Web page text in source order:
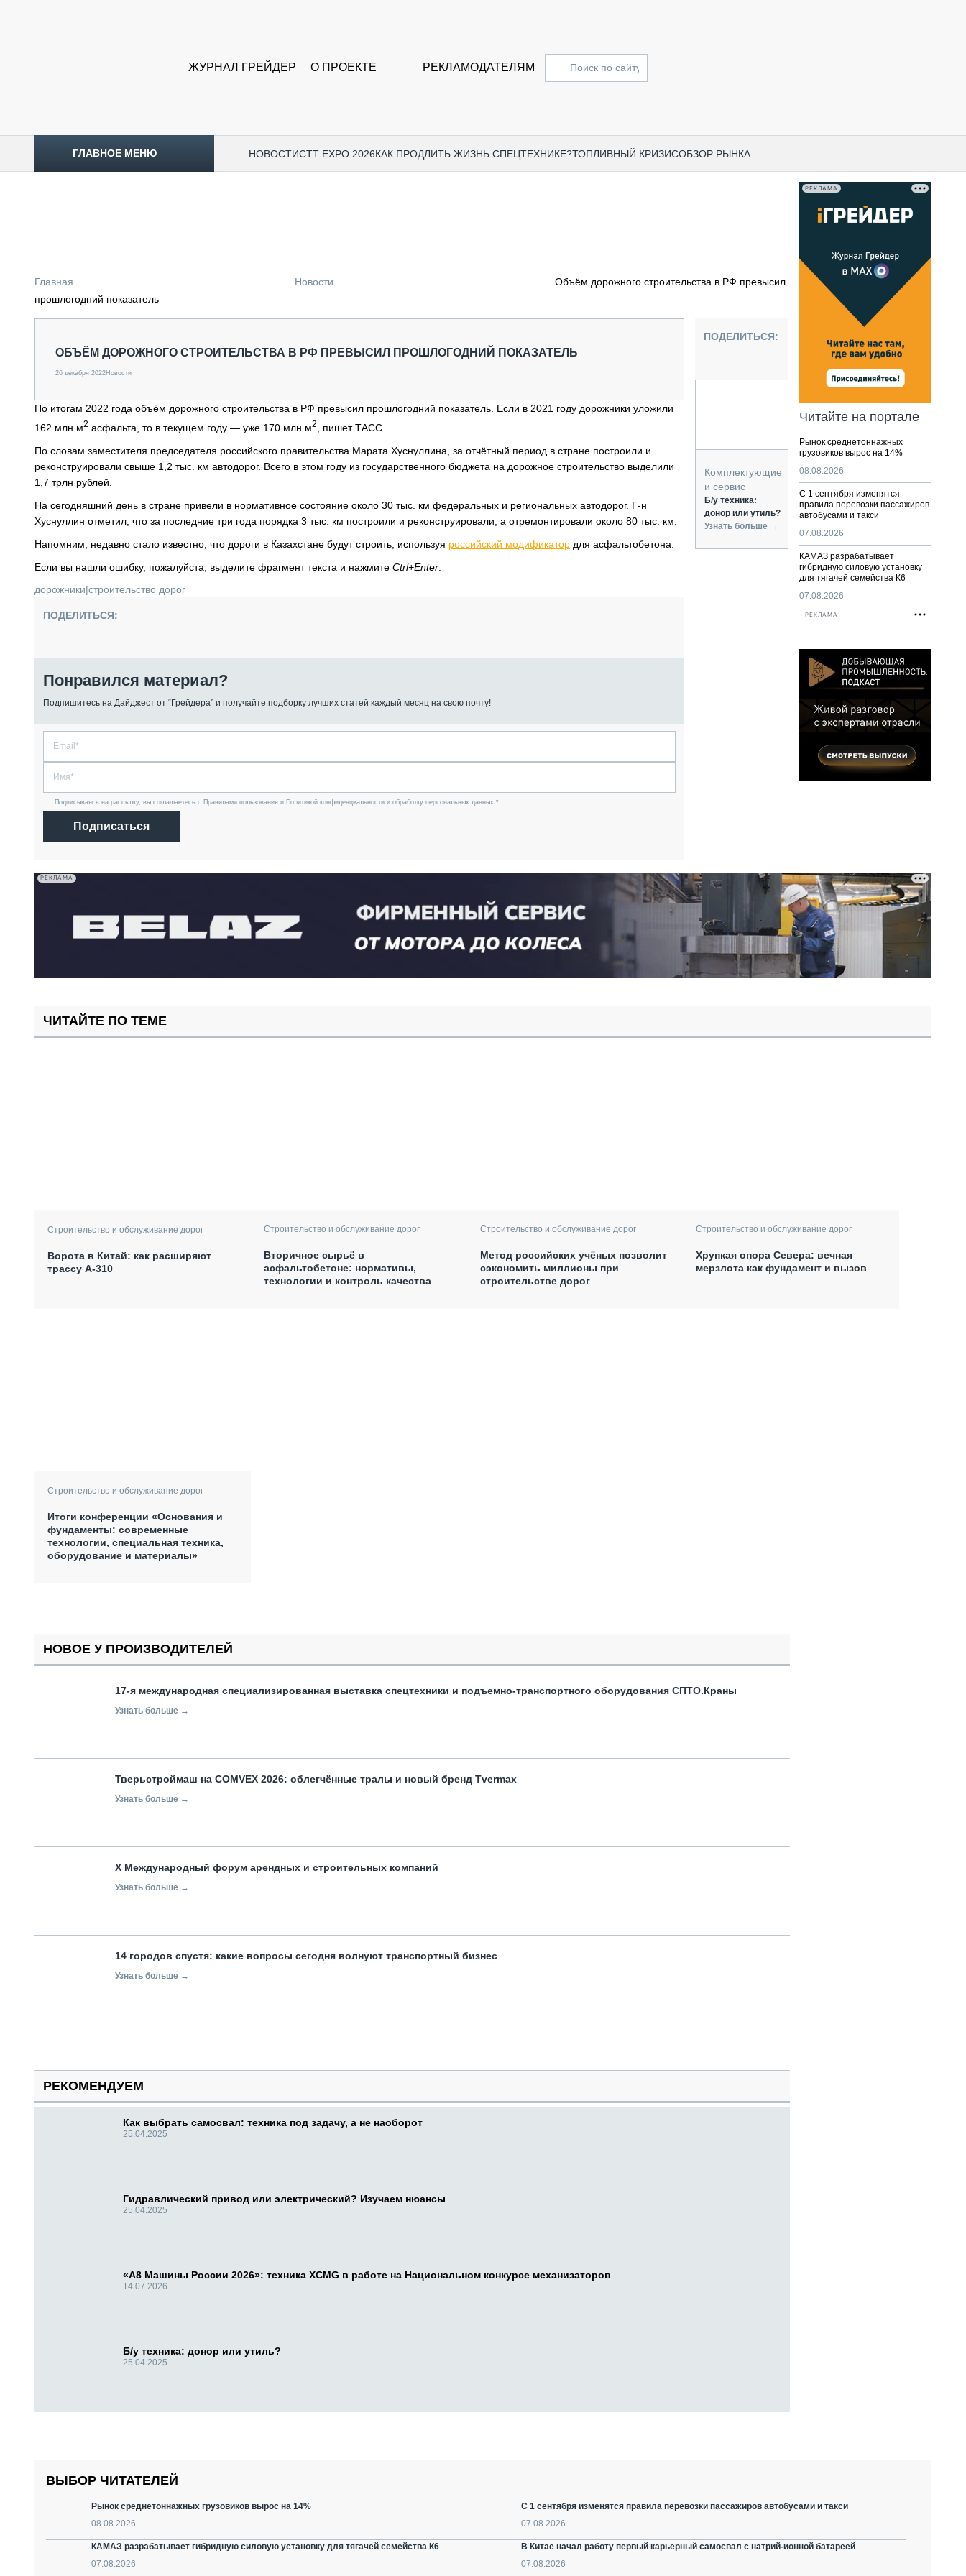
ЖУРНАЛ ГРЕЙДЕР О ПРОЕКТЕ РЕКЛАМОДАТЕЛЯМ
ГЛАВНОЕ МЕНЮ НОВОСТИCTT EXPO 2026КАК ПРОДЛИТЬ ЖИЗНЬ СПЕЦТЕХНИКЕ?ТОПЛИВНЫЙ КРИЗИСОБЗОР РЫНКА
ОБЗОР РЫНКА
ГРУЗОПЕРЕВОЗКИ
ИСПЫТАТЕЛИ
ТЕХНОЛОГИИ
ДОРОЖНАЯ ИНДУСТРИЯ
ПОДЪЁМНАЯ ТЕХНИКА
ПАССАЖИРСКИЙ ТРАНСПОРТ
КАРЬЕРНАЯ ТЕХНИКА
КОМПЛЕКТУЮЩИЕ И СЕРВИС
Главная Новости
Объём дорожного строительства в РФ превысил
прошлогодний показатель
ОБЪЁМ ДОРОЖНОГО СТРОИТЕЛЬСТВА В РФ ПРЕВЫСИЛ ПРОШЛОГОДНИЙ ПОКАЗАТЕЛЬ
26 декабря 2022Новости
По итогам 2022 года объём дорожного строительства в РФ превысил прошлогодний показатель. Если в 2021 году дорожники уложили
162 млн м2 асфальта, то в текущем году — уже 170 млн м2
, пишет ТАСС.
По словам заместителя председателя российского правительства Марата Хуснуллина, за отчётный период в стране построили и
реконструировали свыше 1,2 тыс. км автодорог. Всего в этом году из государственного бюджета на дорожное строительство выделили
1,7 трлн рублей.
На сегодняшний день в стране привели в нормативное состояние около 30 тыс. км федеральных и региональных автодорог. Г-н
Хуснуллин отметил, что за последние три года порядка 3 тыс. км построили и реконструировали, а отремонтировали около 80 тыс. км.
Напомним, недавно стало известно, что дороги в Казахстане будут строить, используя российский модификатор для асфальтобетона.
Если вы нашли ошибку, пожалуйста, выделите фрагмент текста и нажмите Ctrl+Enter
дорожники|строительство дорог
ПОДЕЛИТЬСЯ:
Понравился материал?
Подпишитесь на Дайджест от “Грейдера” и получайте подборку лучших статей каждый месяц на свою почту!
Подписываясь на рассылку, вы соглашаетесь с Правилами пользования и Политикой конфиденциальности и обработку персональных данных *
Подписаться
ПОДЕЛИТЬСЯ:
Комплектующие
и сервис
Б/у техника:
донор или утиль?
Узнать больше →
РЕКЛАМА
Читайте на портале
Рынок среднетоннажных
грузовиков вырос на 14%
08.08.2026
С 1 сентября изменятся
правила перевозки пассажиров
автобусами и такси
07.08.2026
КАМАЗ разрабатывает
гибридную силовую установку
для тягачей семейства К6
07.08.2026
РЕКЛАМА
РЕКЛАМА
ЧИТАЙТЕ ПО ТЕМЕ
Строительство и обслуживание дорог
Ворота в Китай: как расширяют
трассу А-310
Строительство и обслуживание дорог
Вторичное сырьё в
асфальтобетоне: нормативы,
технологии и контроль качества
Строительство и обслуживание дорог
Метод российских учёных позволит
сэкономить миллионы при
строительстве дорог
Строительство и обслуживание дорог
Хрупкая опора Севера: вечная
мерзлота как фундамент и вызов
Строительство и обслуживание дорог
Итоги конференции «Основания и
фундаменты: современные
технологии, специальная техника,
оборудование и материалы»
НОВОЕ У ПРОИЗВОДИТЕЛЕЙ
17-я международная специализированная выставка спецтехники и подъемно-транспортного оборудования СПТО.Краны
Узнать больше →
Тверьстроймаш на COMVEX 2026: облегчённые тралы и новый бренд Tvermax
Узнать больше →
X Международный форум арендных и строительных компаний
Узнать больше →
14 городов спустя: какие вопросы сегодня волнуют транспортный бизнес
Узнать больше →
РЕКОМЕНДУЕМ
Как выбрать самосвал: техника под задачу, а не наоборот
25.04.2025
Гидравлический привод или электрический? Изучаем нюансы
25.04.2025
«А8 Машины России 2026»: техника XCMG в работе на Национальном конкурсе механизаторов
14.07.2026
Б/у техника: донор или утиль?
25.04.2025
ВЫБОР ЧИТАТЕЛЕЙ
Рынок среднетоннажных грузовиков вырос на 14%
08.08.2026
С 1 сентября изменятся правила перевозки пассажиров автобусами и такси
07.08.2026
КАМАЗ разрабатывает гибридную силовую установку для тягачей семейства К6
07.08.2026
В Китае начал работу первый карьерный самосвал с натрий-ионной батареей
07.08.2026